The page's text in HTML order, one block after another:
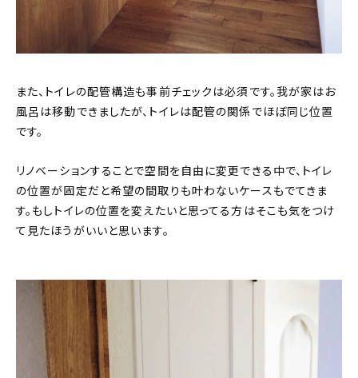
また、トイレの配管構造も事前チェックは必須です。我が家はお
風呂は移動できましたが、トイレは配管の関係でほぼ同じ位置
です。
リノベーションすることで空間を自由に変更できる中で、トイレ
の位置が固定だと希望の間取りも叶わないケースもでてきま
す。もしトイレの位置を変えたいと思ってる方はそこも気をつけ
て見たほうがいいと思います。